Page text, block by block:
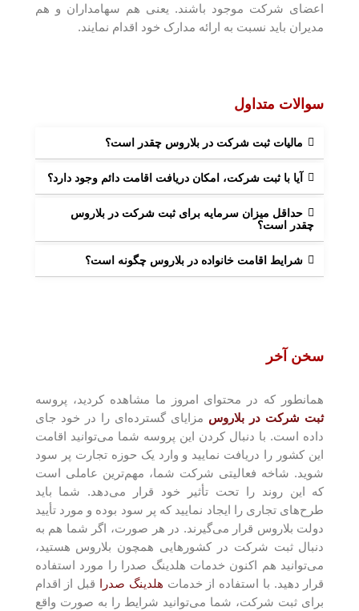
اعضای شرکت موجود باشند. یعنی هم سهامداران و هم
مدیران باید نسبت به ارائه مدارک خود اقدام نمایند.
سوالات متداول
مالیات ثبت شرکت در بلاروس چقدر است؟
آیا با ثبت شرکت، امکان دریافت اقامت دائم وجود دارد؟
حداقل میزان سرمایه برای ثبت شرکت در بلاروس
چقدر است؟
شرایط اقامت خانواده در بلاروس چگونه است؟
سخن آخر
همانطور که در محتوای امروز ما مشاهده کردید، پروسه
ثبت شرکت در بلاروس مزایای گسترده‌ای را در خود جای
داده است. با دنبال کردن این پروسه شما می‌توانید اقامت
این کشور را دریافت نمایید و وارد یک حوزه تجارت پر سود
شوید. شاخه فعالیتی شرکت شما، مهم‌ترین عاملی است
که این روند را تحت تأثیر خود قرار می‌دهد. شما باید
طرح‌های تجاری را ایجاد نمایید که پر سود بوده و مورد تأیید
دولت بلاروس قرار می‌گیرند. در هر صورت، اگر شما هم به
دنبال ثبت شرکت در کشور‌هایی همچون بلاروس هستید،
می‌توانید هم اکنون خدمات هلدینگ صدرا را مورد استفاده
قرار دهید. با استفاده از خدمات هلدینگ صدرا قبل از اقدام
برای ثبت شرکت، شما می‌توانید شرایط را به صورت واقع